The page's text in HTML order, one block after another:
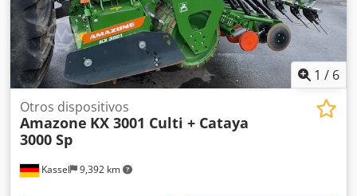
1 / 6
Kassel 9,392 km
Otros dispositivos
Amazone KX 3001 Culti + Cataya
3000 Sp